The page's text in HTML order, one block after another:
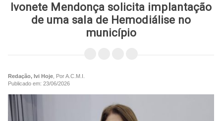
Ivonete Mendonça solicita implantação
de uma sala de Hemodiálise no
município
Redação, Ivi Hoje , Por A.C.M.I.
Publicado em: 23/06/2026